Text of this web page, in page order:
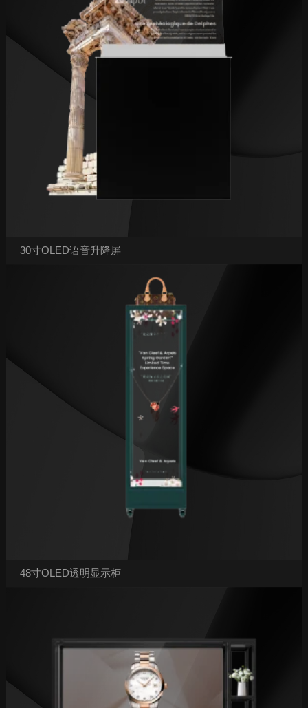
30寸OLED语音升降屏
48寸OLED透明显示柜